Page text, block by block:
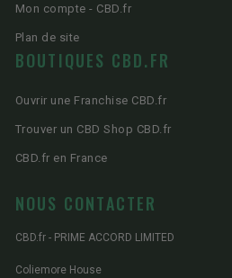
Mon compte - CBD.fr
Plan de site
BOUTIQUES CBD.FR
Ouvrir une Franchise CBD.fr
Trouver un CBD Shop CBD.fr
CBD.fr en France
NOUS CONTACTER
CBD.fr - PRIME ACCORD LIMITED
Coliemore House